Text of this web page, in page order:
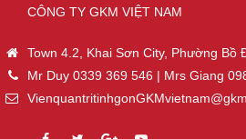
CÔNG TY GKM VIỆT NAM
Town 4.2, Khai Sơn City, Phường Bồ
Mr Duy 0339 369 546 | Mrs Giang